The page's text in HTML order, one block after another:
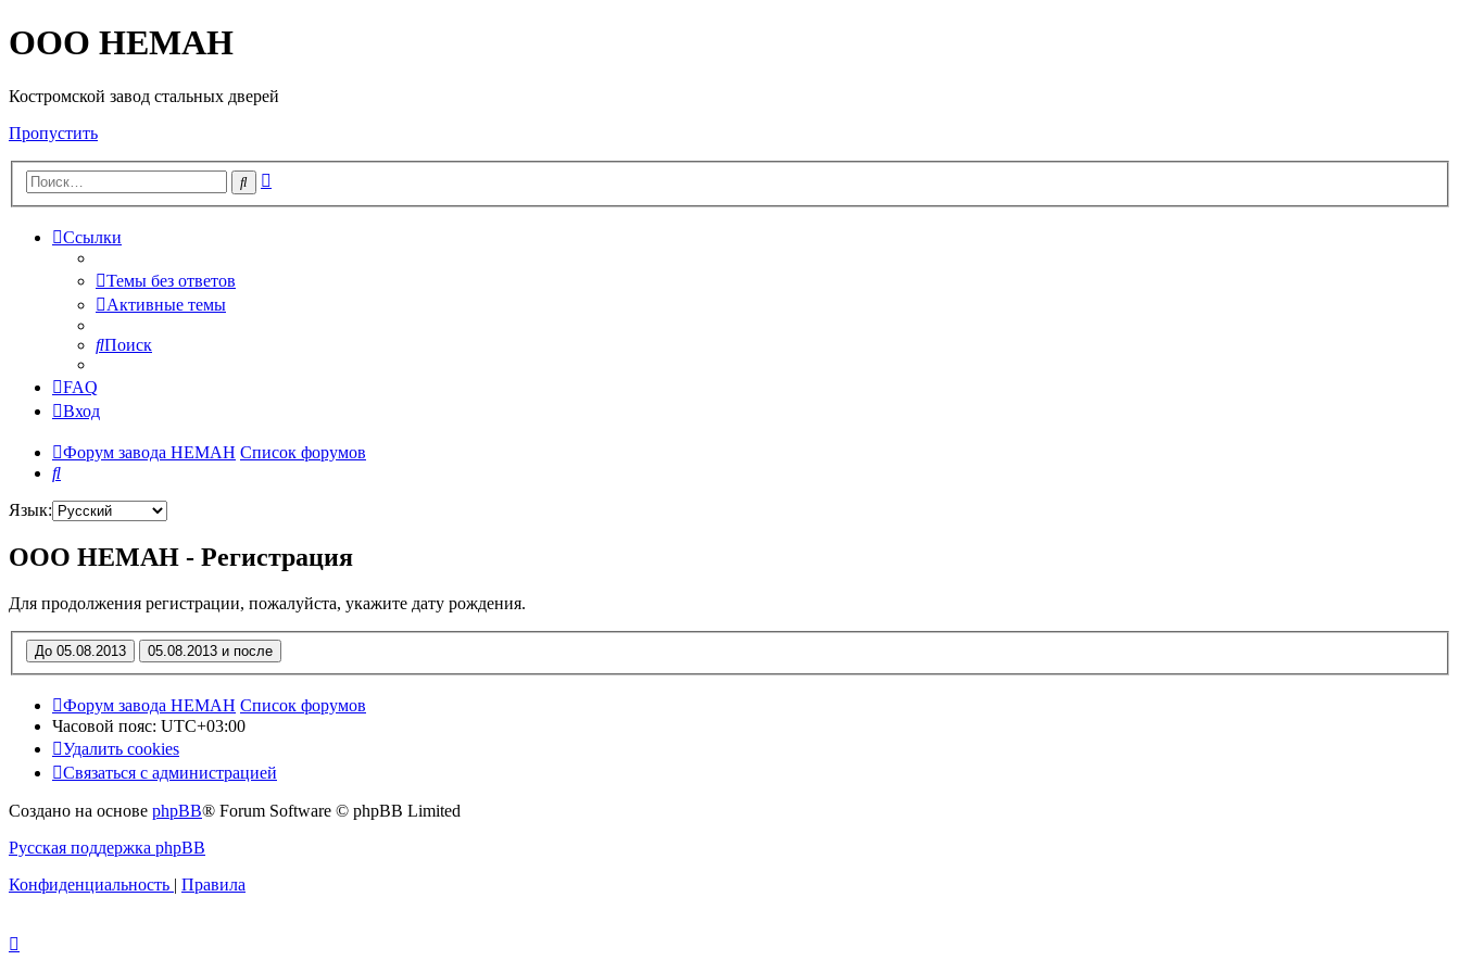
OOO HEMAH
Костромской завод стальных дверей
Пропустить
Поиск
Ссылки
Темы без ответов
Активные темы
Поиск
FAQ
Вход
Форум завода НЕМАН Список форумов
Поиск
Язык:
OOO HEMAH - Регистрация
Для продолжения регистрации, пожалуйста, укажите дату рождения.
Форум завода НЕМАН Список форумов
Часовой пояс: UTC+03:00
Удалить cookies
Связаться с администрацией
Создано на основе phpBB® Forum Software © phpBB Limited
Русская поддержка phpBB
Конфиденциальность | Правила